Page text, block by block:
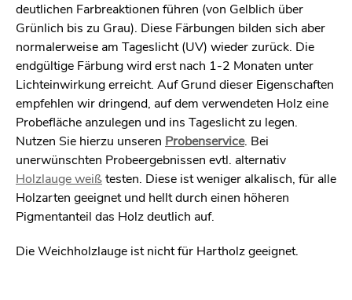
deutlichen Farbreaktionen führen (von Gelblich über
Grünlich bis zu Grau). Diese Färbungen bilden sich aber
normalerweise am Tageslicht (UV) wieder zurück. Die
endgültige Färbung wird erst nach 1-2 Monaten unter
Lichteinwirkung erreicht. Auf Grund dieser Eigenschaften
empfehlen wir dringend, auf dem verwendeten Holz eine
Probefläche anzulegen und ins Tageslicht zu legen.
Nutzen Sie hierzu unseren Probenservice. Bei
unerwünschten Probeergebnissen evtl. alternativ
Holzlauge weißtesten. Diese ist weniger alkalisch, für alle
Holzarten geeignet und hellt durch einen höheren
Pigmentanteil das Holz deutlich auf.
Die Weichholzlauge ist nicht für Hartholz geeignet.